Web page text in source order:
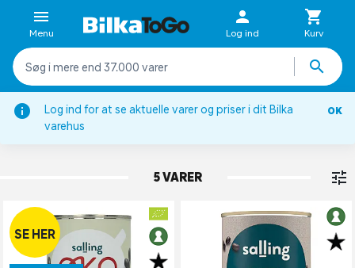
Log ind for at se aktuelle varer og priser i dit Bilka
varehus
OK
Menu Log ind Kurv
Bønner, kikærter & linser
SORTE BØNNER
5 VARER
SE HER